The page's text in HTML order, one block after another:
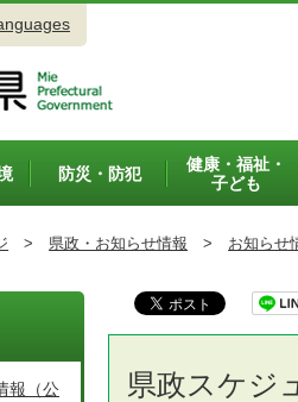
防災・防犯
健康・福祉・
子ども
> 県政・お知らせ情報 > お知らせ
県政スケジ
報（公